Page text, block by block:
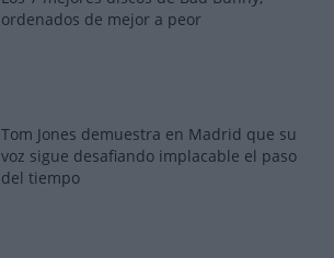
ordenados de mejor a peor
Tom Jones demuestra en Madrid que su
voz sigue desafiando implacable el paso
del tiempo